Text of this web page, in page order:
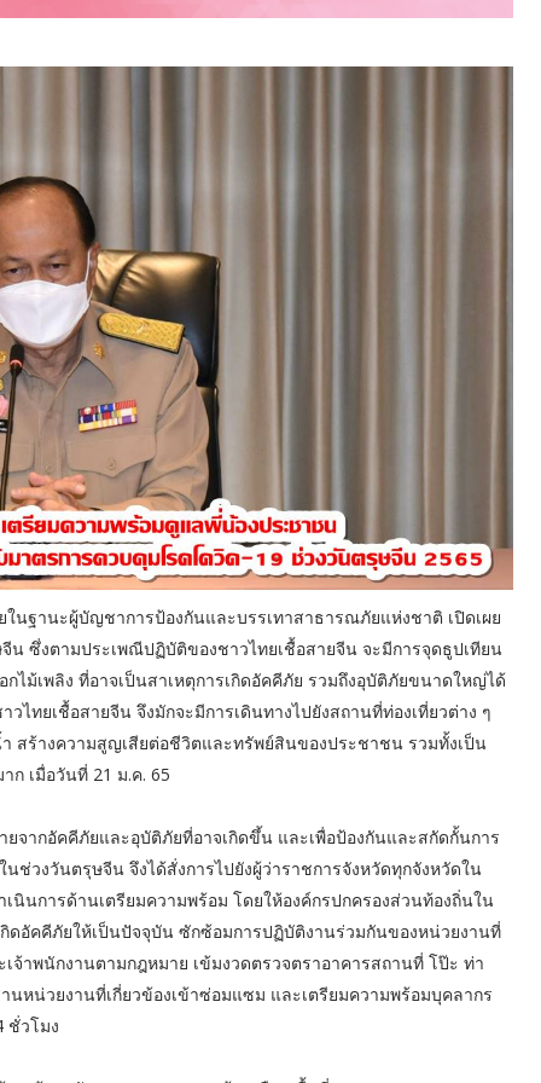
นฐานะผู้บัญชาการป้องกันและบรรเทาสาธารณภัยแห่งชาติ เปิดเผย
น ซึ่งตามประเพณีปฏิบัติของชาวไทยเชื้อสายจีน จะมีการจุดธูปเทียน
ไม้เพลิง ที่อาจเป็นสาเหตุการเกิดอัคคีภัย รวมถึงอุบัติภัยขนาดใหญ่ได้
ทยเชื้อสายจีน จึงมักจะมีการเดินทางไปยังสถานที่ท่องเที่ยวต่าง ๆ
สร้างความสูญเสียต่อชีวิตและทรัพย์สินของประชาชน รวมทั้งเป็น
ก เมื่อวันที่ 21 ม.ค. 65
ยจากอัคคีภัยและอุบัติภัยที่อาจเกิดขึ้น และเพื่อป้องกันและสกัดกั้นการ
ช่วงวันตรุษจีน จึงได้สั่งการไปยังผู้ว่าราชการจังหวัดทุกจังหวัดใน
นินการด้านเตรียมความพร้อม โดยให้องค์กรปกครองส่วนท้องถิ่นใน
ดอัคคีภัยให้เป็นปัจจุบัน ซักซ้อมการปฏิบัติงานร่วมกันของหน่วยงานที่
จ้าพนักงานตามกฎหมาย เข้มงวดตรวจตราอาคารสถานที่ โป๊ะ ท่า
หน่วยงานที่เกี่ยวข้องเข้าซ่อมแซม และเตรียมความพร้อมบุคลากร
ชั่วโมง